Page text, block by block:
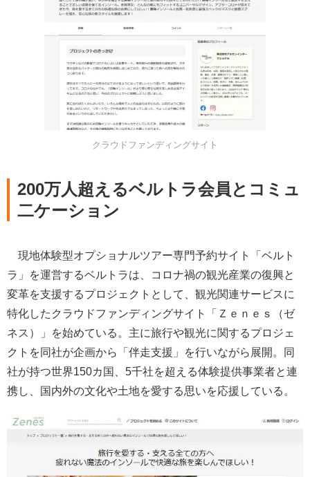
クラウドファンディングサイト
200万人超えるベルトラ会員とコミュ
二ケーション
現地体験型オプショナルツアー専門予約サイト「ベルト
ラ」を運営するベルトラは、コロナ禍の観光産業の復興と
変革を支援するプロジェクトとして、観光関連サービスに
特化したクラウドファンディングサイト「Ｚｅｎｅｓ（ゼ
ネス）」を始めている。主に旅行や観光に関するプロジェ
クトを同社が企画から「伴走支援」を行いながら展開。同
社が持つ世界150カ国、5千社を超える体験提供事業者と連
携し、国内外の文化や土地を愛する思いを応援している。